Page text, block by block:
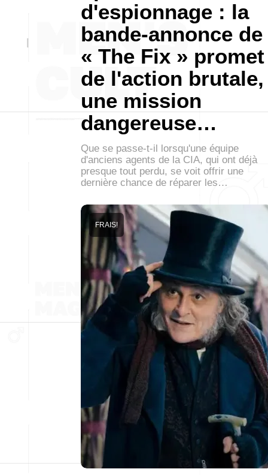
d'espionnage : la
bande-annonce de
« The Fix » promet
de l'action brutale,
une mission
dangereuse…
Que se passe-t-il lorsqu'une équipe
d'anciens agents de la CIA, qui ont déjà
presque tout perdu, se voit offrir une
dernière chance de réparer les…
FRAIS!